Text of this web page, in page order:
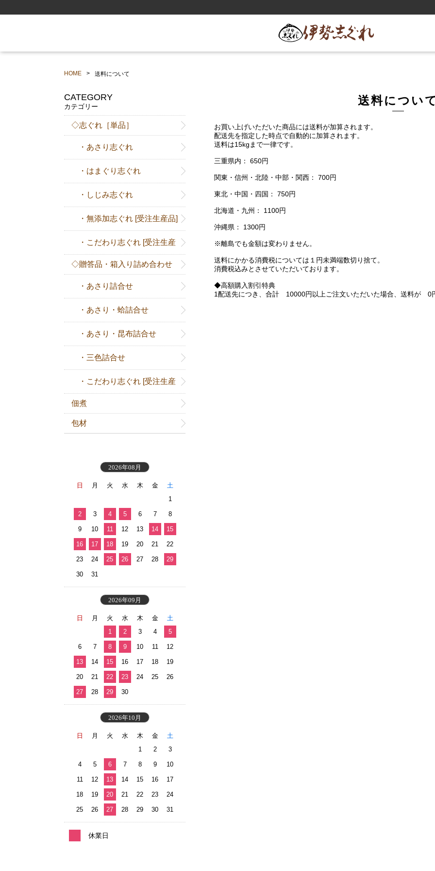
HOME 送料について
送料について
お買い上げいただいた商品には送料が加算されます。
配送先を指定した時点で自動的に加算されます。
送料は15kgまで一律です。
三重県内： 650円
関東・信州・北陸・中部・関西： 700円
東北・中国・四国： 750円
北海道・九州： 1100円
沖縄県： 1300円
※離島でも金額は変わりません。
送料にかかる消費税については１円未満端数切り捨て。
消費税込みとさせていただいております。
◆高額購入割引特典
1配送先につき、合計 10000円以上ご注文いただいた場合、送料が 0
CATEGORY
カテゴリー
◇志ぐれ［単品］
・あさり志ぐれ
・はまぐり志ぐれ
・しじみ志ぐれ
・無添加志ぐれ [受注生産品]
・こだわり志ぐれ [受注生産
品]
◇贈答品・箱入り詰め合わせ
・あさり詰合せ
・あさり・蛤詰合せ
・あさり・昆布詰合せ
・三色詰合せ
・こだわり志ぐれ [受注生産
品]
佃煮
包材
2026年08月
日 月 火 水 木 金
土
1
2 3 4 5 6 7 8
9 10 11 12 13 14 15
16 17 18 19 20 21 22
23 24 25 26 27 28 29
30 31
2026年09月
日 月 火 水 木 金
土
1
2 3 4 5
6 7 8 9 10 11 12
13 14 15 16 17 18 19
20 21 22 23 24 25 26
27 28 29 30
2026年10月
日 月 火 水 木 金
土
1
2 3
4 5 6 7 8 9 10
11 12 13 14 15 16 17
18 19 20 21 22 23 24
25 26 27 28 29 30 31
休業日